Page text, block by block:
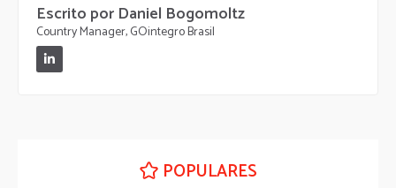
Escrito por Daniel Bogomoltz
Country Manager, GOintegro Brasil
POPULARES